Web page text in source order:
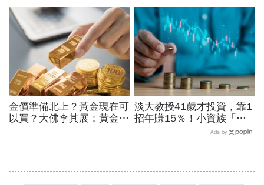
款：賺再多都可能被三座大
山壓垮
殺在最低點」...她靠3個心
法翻身
金價準備北上？黃金現在可
以買？大佛李其展：黃金價
淡大教授41歲才投資，靠1
招年賺15％！小資族「勝
率最高」ETF配置法公開：
Ads by